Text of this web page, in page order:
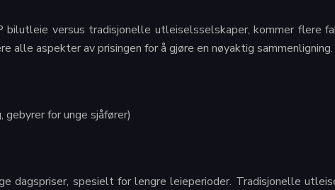
bilutleie versus tradisjonelle utleiselsselskaper, kommer flere
alle aspekter av prisingen for å gjøre en nøyaktig sammenligning.
for unge sjåfører)
dagspriser, spesielt for lengre leieperioder. Tradisjonelle